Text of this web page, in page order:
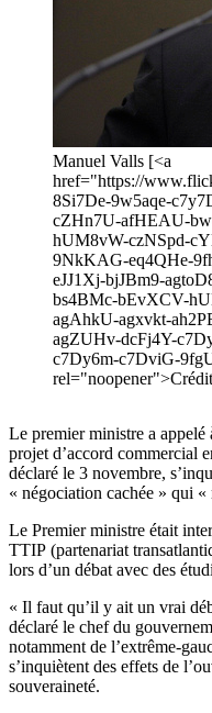
Manuel Valls [<a
href="https://
8Si7De-9w5aqe-
cZHn7U-afHEAU-
hUM8vW-czNSpd-
9NkKAG-eq4QHe-
eJJ1Xj-bjJBm9-
bs4BMc-bEvXCV-
agAhkU-agxvkt-
agZUHv-dcFj4Y-
c7Dy6m-c7DviG-
Le premier ministre a appelé
projet d’accord commercial
déclaré le 3 novembre,
« négociation cachée » qui
Le Premier ministre était
TTIP (partenariat
lors d’un débat avec des
« Il faut qu’il y ait un vrai
déclaré le chef du
notamment de l’extrême-
s’inquiètent des effets de
souveraineté.